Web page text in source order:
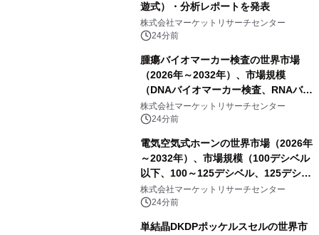
遊式）・分析レポートを発表
株式会社マーケットリサーチセンター
24分前
腫瘍バイオマーカー検査の世界市場
（2026年～2032年）、市場規模
（DNAバイオマーカー検査、RNAバイ
オマーカー検査、タンパク質バイオマ
ーカー検査、細胞ベースのバイオマー
カー検査、多項目バイオマーカー検
査）・分析レポートを発表
株式会社マーケットリサーチセンター
24分前
電気空気式ホーンの世界市場（2026年
～2032年）、市場規模（100デシベル
以下、100～125デシベル、125デシベ
ル以上）・分析レポートを発表
株式会社マーケットリサーチセンター
24分前
単結晶DKDPポッケルスセルの世界市